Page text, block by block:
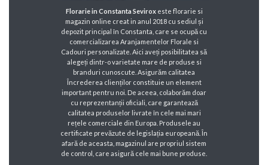
Florarie in Constanta Seviroxeste florarie si
magazin online creat in anul 2018 cu sediul și
depozit principal în Constanta, care se ocupă cu
comercializarea Aranjamentelor Florale si
Cadouri personalizate. Aici aveți posibilitatea să
alegeți dintr-o varietate mare de produse si
branduri cunoscute. Asigurăm calitatea
Încrederea clienților constituie un element
important pentru noi. De aceea, colaborăm doar
cu reprezentanții oficiali, care garantează
calitatea produselor livrate în cele mai mari
rețele comerciale din Europa. Produsele au
certificate prevăzute de legislația europeană. În
afară de aceasta, magazinul are propriul sistem
de control, care asigură cele mai bune produse.